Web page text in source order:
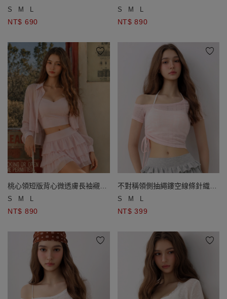
上衣(附胸墊)
S M L
NT$ 690
套裝(附胸墊)
S M L
NT$ 890
桃心領短版背心微透膚長袖襯衫
套裝(附胸墊)
S M L
NT$ 890
不對稱領側抽繩鏤空線條針織短
版上衣
S M L
NT$ 399